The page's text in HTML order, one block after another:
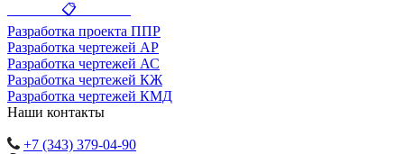
_______ 📋 _______
Разработка проекта ППР
Разработка чертежей АР
Разработка чертежей АС
Разработка чертежей КЖ
Разработка чертежей КМД
Наши контакты
+7 (343) 379-04-90